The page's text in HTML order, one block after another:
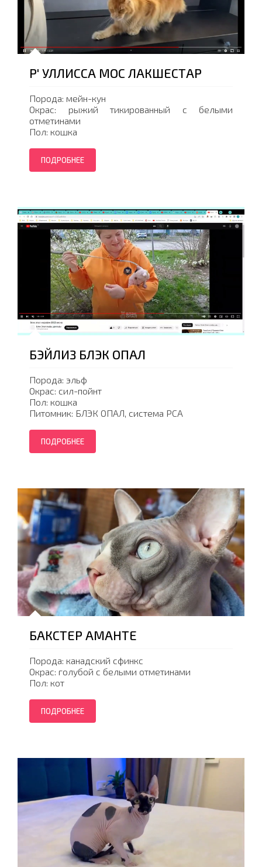
Р' УЛЛИССА МОС ЛАКШЕСТАР
Порода: мейн-кун
Окрас: рыжий тикированный с белыми
отметинами
Пол: кошка
ПОДРОБНЕЕ
БЭЙЛИЗ БЛЭК ОПАЛ
Порода: эльф
Окрас: сил-пойнт
Пол: кошка
Питомник: БЛЭК ОПАЛ, система PCA
ПОДРОБНЕЕ
БАКСТЕР АМАНТЕ
Порода: канадский сфинкс
Окрас: голубой с белыми отметинами
Пол: кот
ПОДРОБНЕЕ